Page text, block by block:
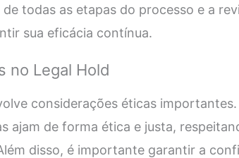
todas as etapas do processo e a
sua eficácia contínua.
no Legal Hold
considerações éticas
ajam de forma ética e justa,
disso, é importante garantir a